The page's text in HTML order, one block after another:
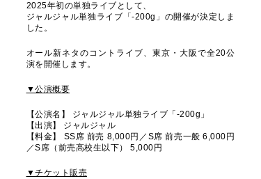
2025年初の単独ライブとして、
ジャルジャル単独ライブ「-200g」の開催が決定しま
した。
オール新ネタのコントライブ、東京・大阪で全20公
演を開催します。
▼公演概要
【公演名】 ジャルジャル単独ライブ「-200g」
【出演】 ジャルジャル
【料金】 SS席 前売 8,000円／S席 前売一般 6,000円
／S席（前売高校生以下） 5,000円
▼チケット販売